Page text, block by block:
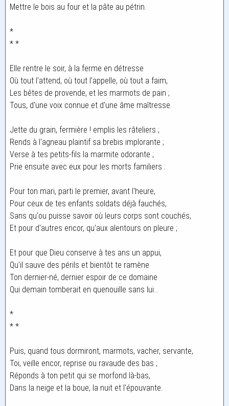
Mettre le bois au four et la pâte au pétrin.
*
* *
Elle rentre le soir, à la ferme en détresse
Où tout l'attend, où tout l'appelle, où tout a faim,
Les bêtes de provende, et les marmots de pain ;
Tous, d'une voix connue et d'une âme maîtresse.
Jette du grain, fermière ! emplis les râteliers ;
Rends à l'agneau plaintif sa brebis implorante ;
Verse à tes petits-fils la marmite odorante ;
Prie ensuite avec eux pour les morts familiers :
Pour ton mari, parti le premier, avant l'heure,
Pour ceux de tes enfants soldats déjà fauchés,
Sans qu'ou puisse savoir où leurs corps sont couchés,
Et pour d'autres encor, qu'aux alentours on pleure ;
Et pour que Dieu conserve à tes ans un appui,
Qu'il sauve des périls et bientôt te ramène
Ton dernier-né, dernier espoir de ce domaine
Qui demain tomberait en quenouille sans lui...
*
* *
Puis, quand tous dormiront, marmots, vacher, servante,
Toi, veille encor, reprise ou ravaude des bas ;
Réponds à ton petit qui se morfond là-bas,
Dans la neige et la boue, la nuit et l'épouvante.